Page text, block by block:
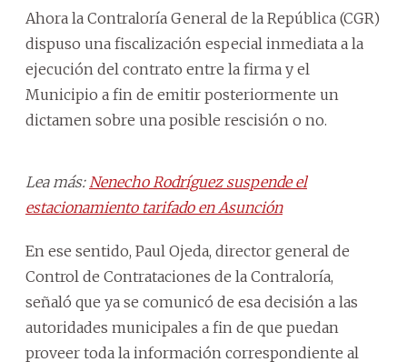
Ahora la Contraloría General de la República (CGR)
dispuso una fiscalización especial inmediata a la
ejecución del contrato entre la firma y el
Municipio a fin de emitir posteriormente un
dictamen sobre una posible rescisión o no.
Lea más: Nenecho Rodríguez suspende el
estacionamiento tarifado en Asunción
En ese sentido, Paul Ojeda, director general de
Control de Contrataciones de la Contraloría,
señaló que ya se comunicó de esa decisión a las
autoridades municipales a fin de que puedan
proveer toda la información correspondiente al